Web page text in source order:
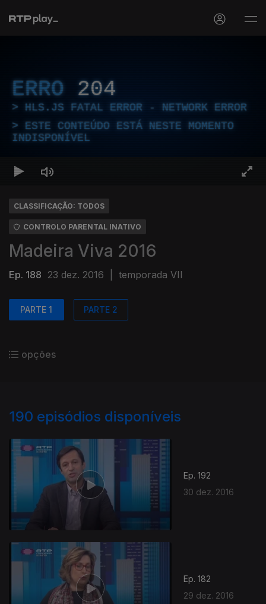
ERRO 204
HLS.JS FATAL ERROR - NETWORK ERROR
ESTE CONTEÚDO ESTÁ NESTE MOMENTO
INDISPONÍVEL
CLASSIFICAÇÃO: TODOS
CONTROLO PARENTAL INATIVO
Madeira Viva 2016
Ep. 188 23 dez. 2016 temporada VII
PARTE 1 PARTE 2
opções
190 episódios disponíveis
Ep. 192
30 dez. 2016
Ep. 182
29 dez. 2016